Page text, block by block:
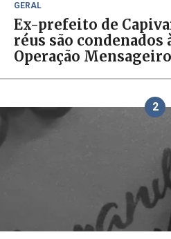
GERAL
Ex-prefeito de
réus são condenados
Operação Mensageiro
2